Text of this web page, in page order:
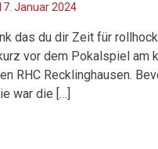
Januar 2024
das du dir Zeit für
vor dem Pokalspiel am
RHC Recklinghausen.
war die […]